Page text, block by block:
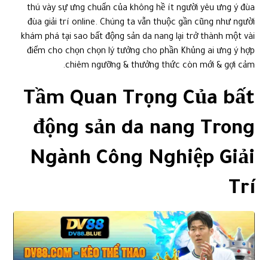
thú vày sự ưng chuẩn của không hề ít người yêu ưng ý đùa
đùa giải trí online. Chúng ta vẫn thuộc gần cũng như người
khám phá tại sao bất động sản da nang lại trở thành một vài
điểm cho chọn chọn lý tưởng cho phần Khủng ai ưng ý hợp
chiêm ngưỡng & thưởng thức còn mới & gợi cảm.
Tầm Quan Trọng Của bất
động sản da nang Trong
Ngành Công Nghiệp Giải
Trí